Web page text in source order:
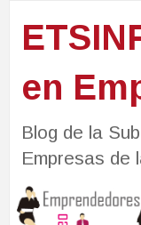
en
Blog de la
Empresas de